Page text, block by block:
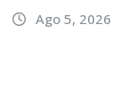
Ago 5, 2026